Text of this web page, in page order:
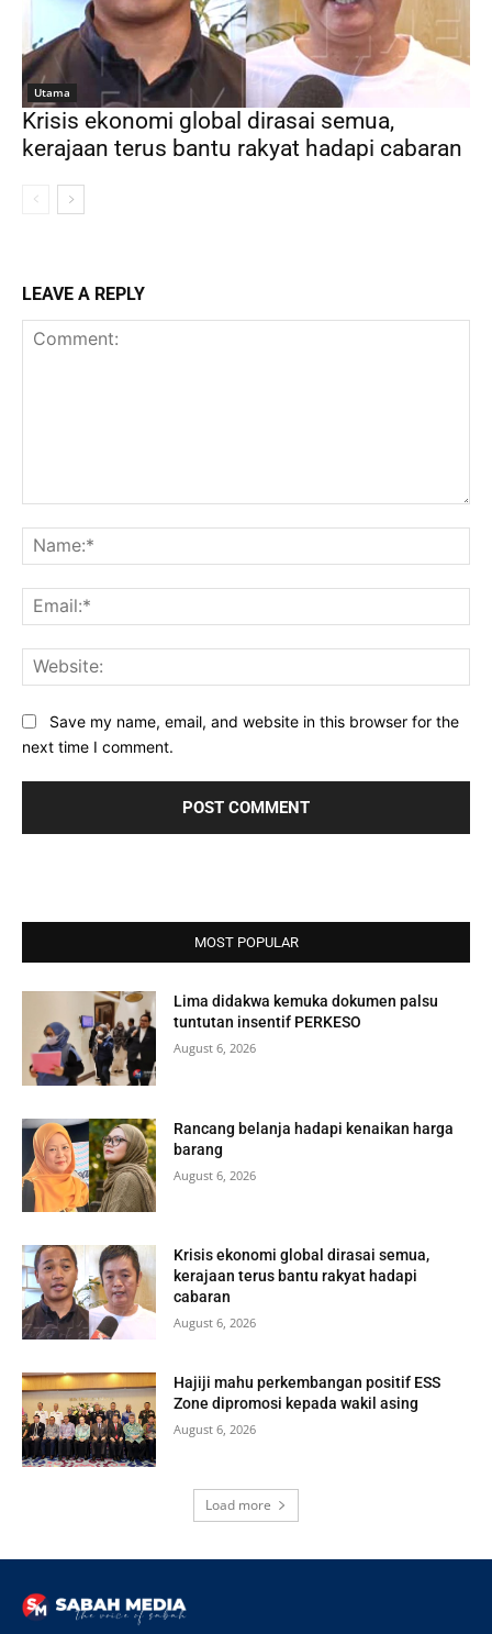
Utama
Krisis ekonomi global dirasai semua,
kerajaan terus bantu rakyat hadapi cabaran
LEAVE A REPLY
Save my name, email, and website in this browser for the
next time I comment.
MOST POPULAR
Lima didakwa kemuka dokumen palsu
tuntutan insentif PERKESO
August 6, 2026
Rancang belanja hadapi kenaikan harga
barang
August 6, 2026
Krisis ekonomi global dirasai semua,
kerajaan terus bantu rakyat hadapi
cabaran
August 6, 2026
Hajiji mahu perkembangan positif ESS
Zone dipromosi kepada wakil asing
August 6, 2026
Load more